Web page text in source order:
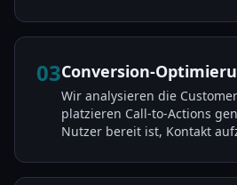
03Conversion-
Wir analysieren die
platzieren Call-to-Actions
Nutzer bereit ist, Kontakt